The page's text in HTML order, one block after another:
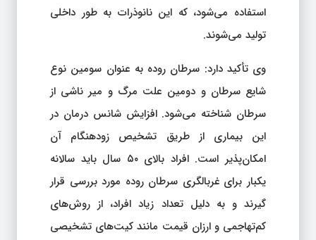
استفاده می‌شود، که این نانوذرات به طور داخلی
تولید می‌شوند.
وی تأکید دارد: سرطان روده به عنوان سومین نوع
شایع سرطان و دومین علت مرگ و میر ناشی از
سرطان شناخته می‌شود. افزایش شانس درمان در
این بیماری از طریق تشخیص زودهنگام آن
امکان‌پذیر است. افراد بالای ۵۰ سال باید سالانه
یکبار برای غربالگری سرطان روده مورد بررسی قرار
گیرند و به دلیل تعداد زیاد افراد، از روش‌های
کم‌تهاجمی و ارزان قیمت مانند کیت‌های تشخیصی